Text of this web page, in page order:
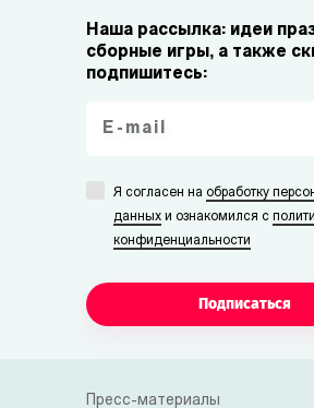
Наша рассылка: идеи
сборные игры, а также
подпишитесь:
Я согласен на обработку
данных и ознакомился с
конфиденциальности
Подписаться
Пресс-материалы